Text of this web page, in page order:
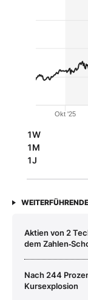
Okt '25
1W
1M
1J
Aktien von 2
dem
Nach 244
Kursexplosion